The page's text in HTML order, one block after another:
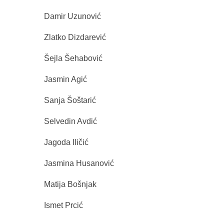
Damir Uzunović
Zlatko Dizdarević
Šejla Šehabović
Jasmin Agić
Sanja Šoštarić
Selvedin Avdić
Jagoda Iličić
Jasmina Husanović
Matija Bošnjak
Ismet Prcić